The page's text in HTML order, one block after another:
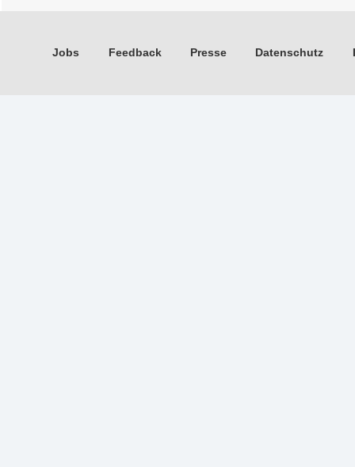
Jobs Feedback Presse Datenschutz